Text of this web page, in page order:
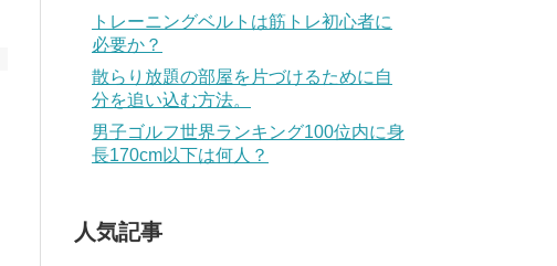
トレーニングベルトは筋トレ初心者に
必要か？
散らり放題の部屋を片づけるために自
分を追い込む方法。
男子ゴルフ世界ランキング100位内に身
長170cm以下は何人？
人気記事